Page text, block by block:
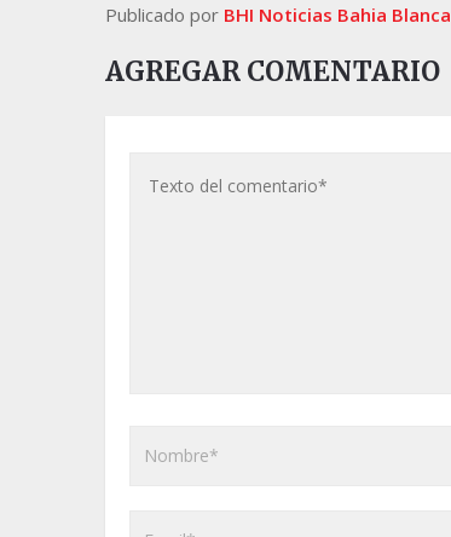
Publicado por BHI Noticias Bahia Blanca
AGREGAR COMENTARIO